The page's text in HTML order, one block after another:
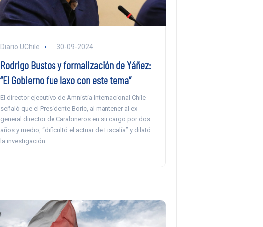
Diario UChile 30-09-2024
Rodrigo Bustos y formalización de Yáñez:
“El Gobierno fue laxo con este tema”
El director ejecutivo de Amnistía Internacional Chile
señaló que el Presidente Boric, al mantener al ex
general director de Carabineros en su cargo por dos
años y medio, “dificultó el actuar de Fiscalía” y dilató
la investigación.